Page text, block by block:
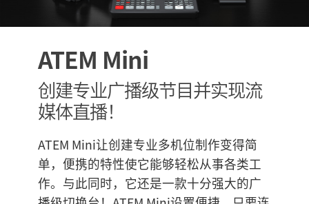
Advanced Panel
摄影机控制
技术规格
中国
Denmark
Finland
France
Germany
中国香港
ATEM Mini
创建专业广播级节目并实现流
媒体直播！
ATEM Mini让创建专业多机位制作变得简
单，便携的特性使它能够轻松从事各类工
作。与此同时，它还是一款十分强大的广